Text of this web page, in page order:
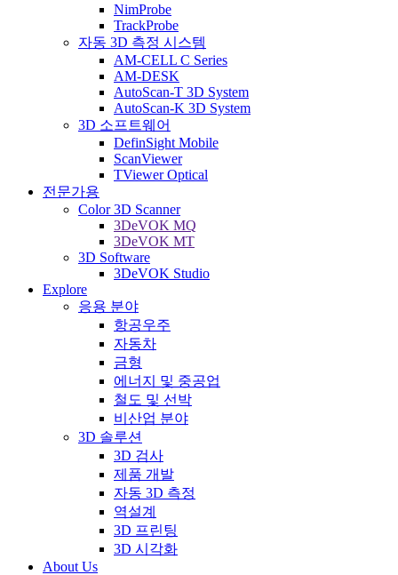
NimProbe
TrackProbe
자동 3D 측정 시스템
AM-CELL C Series
AM-DESK
AutoScan-T 3D System
AutoScan-K 3D System
3D 소프트웨어
DefinSight Mobile
ScanViewer
TViewer Optical
전문가용
Color 3D Scanner
3DeVOK MQ
3DeVOK MT
3D Software
3DeVOK Studio
Explore
응용 분야
항공우주
자동차
금형
에너지 및 중공업
철도 및 선박
비산업 분야
3D 솔루션
3D 검사
제품 개발
자동 3D 측정
역설계
3D 프린팅
3D 시각화
About Us